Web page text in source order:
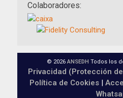
Colaboradores:
© 2026ANSEDH Todos los
Privacidad (Protección
Política de Cookies |